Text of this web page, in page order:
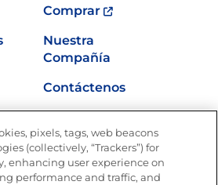
Comprar
Nuestra
Compañía
Contáctenos
pixels, tags, web beacons
(collectively, “Trackers”) for
enhancing user experience on
performance and traffic, and